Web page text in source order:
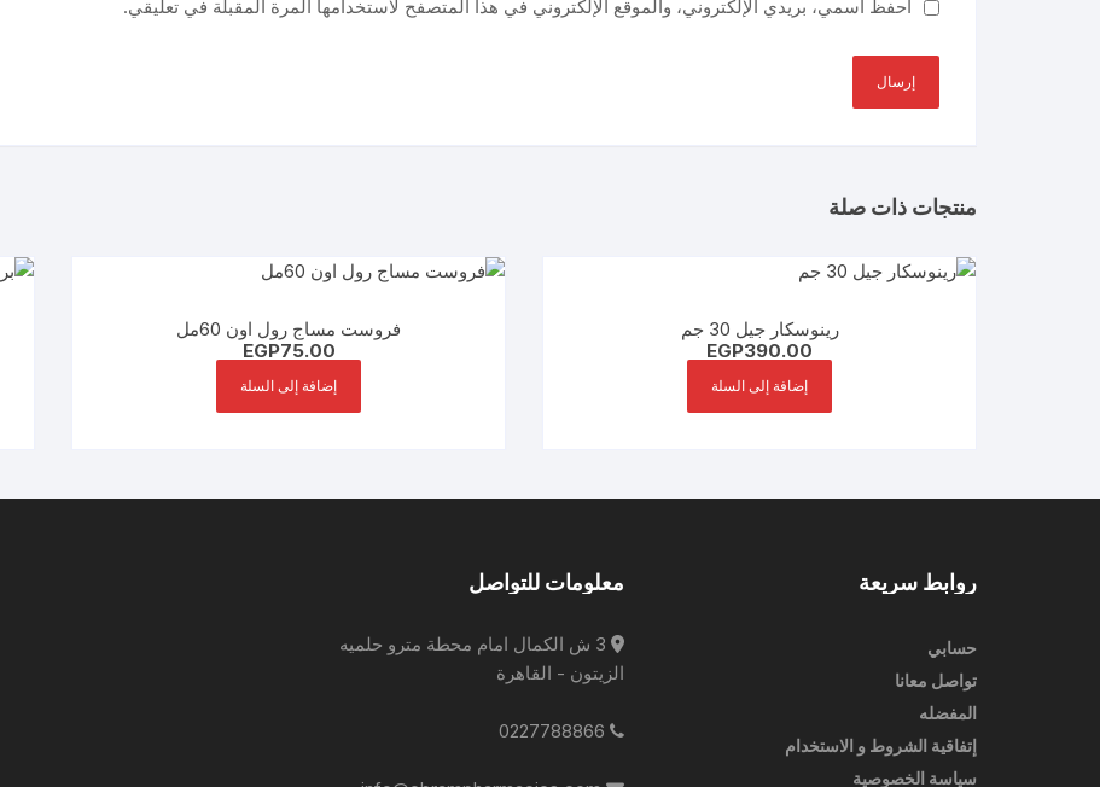
احفظ اسمي، بريدي الإلكتروني، والموقع الإلكتروني في هذا المتصفح لاستخدامها المرة المقبلة في تعليقي.
منتجات ذات صلة
رينوسكار جيل 30 جم
EGP390.00
إضافة إلى السلة
فروست مساج رول اون 60مل
EGP75.00
إضافة إلى السلة
روابط سريعة
حسابي
تواصل معانا
المفضله
إتفاقية الشروط و الاستخدام
سياسة الخصوصية
معلومات للتواصل
3 ش الكمال امام محطة مترو حلميه
الزيتون - القاهرة